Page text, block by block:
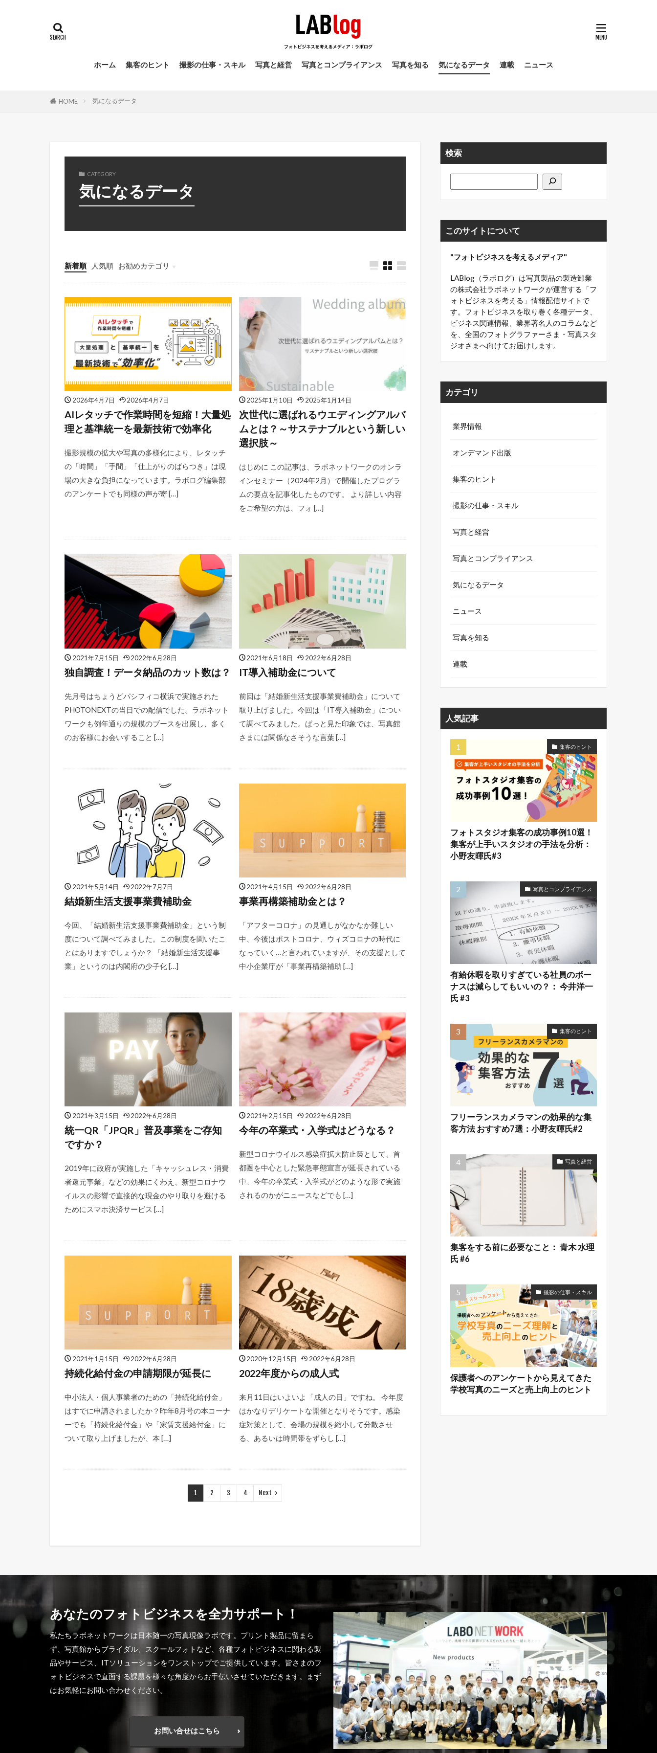
ホーム 集客のヒント 撮影の仕事・スキル 写真と経営 写真とコンプライアンス 写真を知る 気になるデータ 連載 ニュース
HOME 気になるデータ
CATEGORY
気になるデータ
新着順 人気順
お勧めカテゴリ
連載
気になるデータ
2026年4月7日 2026年4月7日
AIレタッチで作業時間を短縮！大量処
理と基準統一を最新技術で効率化
撮影規模の拡大や写真の多様化により、レタッチ
の「時間」「手間」「仕上がりのばらつき」は現
場の大きな負担になっています。ラボログ編集部
のアンケートでも同様の声が寄 […]
2025年1月10日 2025年1月14日
次世代に選ばれるウエディングアルバ
ムとは？～サステナブルという新しい
選択肢～
はじめに この記事は、ラボネットワークのオンラ
インセミナー（2024年2月）で開催したプログラ
ムの要点を記事化したものです。 より詳しい内容
をご希望の方は、フォ […]
2021年7月15日 2022年6月28日
独自調査！データ納品のカット数は？
先月号はちょうどパシフィコ横浜で実施された
PHOTONEXTの当日での配信でした。ラボネット
ワークも例年通りの規模のブースを出展し、多く
のお客様にお会いすること […]
2021年6月18日 2022年6月28日
IT導入補助金について
前回は「結婚新生活支援事業費補助金」について
取り上げました。今回は「IT導入補助金」につい
て調べてみました。ぱっと見た印象では、写真館
さまには関係なさそうな言葉 […]
2021年5月14日 2022年7月7日
結婚新生活支援事業費補助金
今回、「結婚新生活支援事業費補助金」という制
度について調べてみました。この制度を聞いたこ
とはありますでしょうか？ 「結婚新生活支援事
業」というのは内閣府の少子化 […]
2021年4月15日 2022年6月28日
事業再構築補助金とは？
「アフターコロナ」の見通しがなかなか難しい
中、今後はポストコロナ、ウィズコロナの時代に
なっていく…と言われていますが、その支援として
中小企業庁が「事業再構築補助 […]
2021年3月15日 2022年6月28日
統一QR「JPQR」普及事業をご存知
ですか？
2019年に政府が実施した「キャッシュレス・消費
者還元事業」などの効果にくわえ、新型コロナウ
イルスの影響で直接的な現金のやり取りを避ける
ためにスマホ決済サービス […]
2021年2月15日 2022年6月28日
今年の卒業式・入学式はどうなる？
新型コロナウイルス感染症拡大防止策として、首
都圏を中心とした緊急事態宣言が延長されている
中、今年の卒業式・入学式がどのような形で実施
されるのかがニュースなどでも […]
2021年1月15日 2022年6月28日
持続化給付金の申請期限が延長に
中小法人・個人事業者のための「持続化給付金」
はすでに申請されましたか？昨年8月号の本コーナ
ーでも「持続化給付金」や「家賃支援給付金」に
ついて取り上げましたが、本 […]
2020年12月15日 2022年6月28日
2022年度からの成人式
来月11日はいよいよ「成人の日」ですね。 今年度
はかなりデリケートな開催となりそうです。感染
症対策として、会場の規模を縮小して分散させ
る、あるいは時間帯をずらし […]
1 2 3 4 Next
検索
このサイトについて
"フォトビジネスを考えるメディア"
LABlog（ラボログ）は写真製品の製造卸業
の株式会社ラボネットワークが運営する「フ
ォトビジネスを考える」情報配信サイトで
す。フォトビジネスを取り巻く各種データ、
ビジネス関連情報、業界著名人のコラムなど
を、全国のフォトグラファーさま・写真スタ
ジオさまへ向けてお届けします。
カテゴリ
業界情報
オンデマンド出版
集客のヒント
撮影の仕事・スキル
写真と経営
写真とコンプライアンス
気になるデータ
ニュース
写真を知る
連載
人気記事
集客のヒント
フォトスタジオ集客の成功事例10選！
集客が上手いスタジオの手法を分析：
小野友暉氏#3
写真とコンプライアンス
有給休暇を取りすぎている社員のボー
ナスは減らしてもいいの？： 今井洋一
氏 #3
集客のヒント
フリーランスカメラマンの効果的な集
客方法 おすすめ7選：小野友暉氏#2
写真と経営
集客をする前に必要なこと： 青木 水理
氏 #6
撮影の仕事・スキル
保護者へのアンケートから見えてきた
学校写真のニーズと売上向上のヒント
あなたのフォトビジネスを全力サポート！
私たちラボネットワークは日本随一の写真現像ラボです。プリント製品に留まら
ず、写真館からブライダル、スクールフォトなど、各種フォトビジネスに関わる製
品やサービス、ITソリューションをワンストップでご提供しています。皆さまのフ
ォトビジネスで直面する課題を様々な角度からお手伝いさせていただきます。まず
はお気軽にお問い合わせください。
お問い合せはこちら